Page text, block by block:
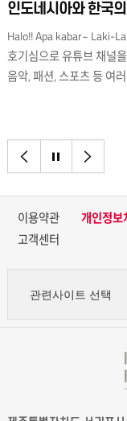
인도네시아와 한국
Halo!! Apa kabar~ Laki-
호기심으로 유튜브 채널
음악, 패션, 스포츠 등 여
이전으로
정지
이용약관 개인정보
고객센터
관련사이트 선택